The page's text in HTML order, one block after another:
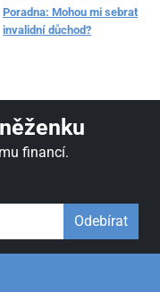
Poradna: Mohou mi sebrat
invalidní důchod?
financí.
Odebírat